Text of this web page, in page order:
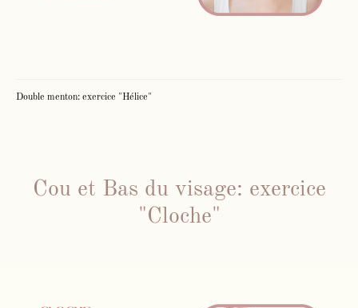
Double menton: exercice "Hélice"
Cou et Bas du visage: exercice
"Cloche"